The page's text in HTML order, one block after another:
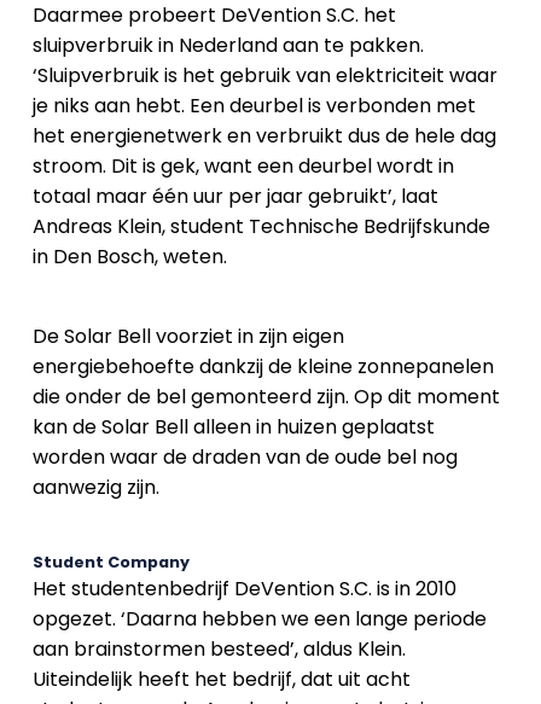
Daarmee probeert DeVention S.C. het
sluipverbruik in Nederland aan te pakken.
‘Sluipverbruik is het gebruik van elektriciteit waar
je niks aan hebt. Een deurbel is verbonden met
het energienetwerk en verbruikt dus de hele dag
stroom. Dit is gek, want een deurbel wordt in
totaal maar één uur per jaar gebruikt’, laat
Andreas Klein, student Technische Bedrijfskunde
in Den Bosch, weten.
De Solar Bell voorziet in zijn eigen
energiebehoefte dankzij de kleine zonnepanelen
die onder de bel gemonteerd zijn. Op dit moment
kan de Solar Bell alleen in huizen geplaatst
worden waar de draden van de oude bel nog
aanwezig zijn.
Student Company
Het studentenbedrijf DeVention S.C. is in 2010
opgezet. ‘Daarna hebben we een lange periode
aan brainstormen besteed’, aldus Klein.
Uiteindelijk heeft het bedrijf, dat uit acht